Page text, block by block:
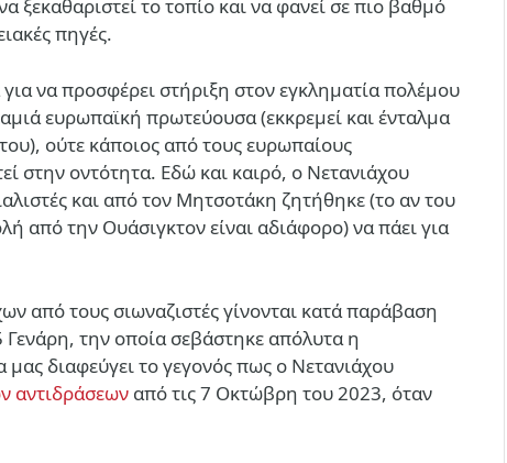
το τοπίο και να φανεί σε πιο βαθμό
πηγές.
να προσφέρει στήριξη στον εγκληματία πολέμου
ευρωπαϊκή πρωτεύουσα (εκκρεμεί και ένταλμα
ούτε κάποιος από τους ευρωπαίους
στην οντότητα. Εδώ και καιρό, ο Νετανιάχου
και από τον Μητσοτάκη ζητήθηκε (το αν του
από την Ουάσιγκτον είναι αδιάφορο) να πάει για
από τους σιωναζιστές γίνονται κατά παράβαση
την οποία σεβάστηκε απόλυτα η
διαφεύγει το γεγονός πως ο Νετανιάχου
αντιδράσεων από τις 7 Οκτώβρη του 2023, όταν